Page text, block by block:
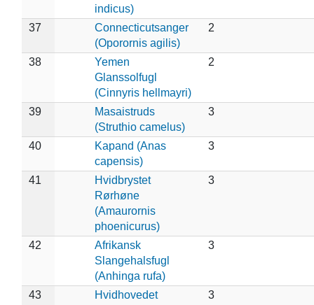
indicus)
37
Connecticutsanger
(Oporornis agilis)
2
38
Yemen
Glanssolfugl
(Cinnyris hellmayri)
2
39
Masaistruds
(Struthio camelus)
3
40
Kapand (Anas
capensis)
3
41
Hvidbrystet
Rørhøne
(Amaurornis
phoenicurus)
3
42
Afrikansk
Slangehalsfugl
(Anhinga rufa)
3
43
Hvidhovedet
3